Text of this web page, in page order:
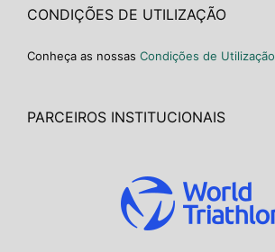
CONDIÇÕES DE UTILIZAÇÃO
Conheça as nossas Condições de Utilização
PARCEIROS INSTITUCIONAIS